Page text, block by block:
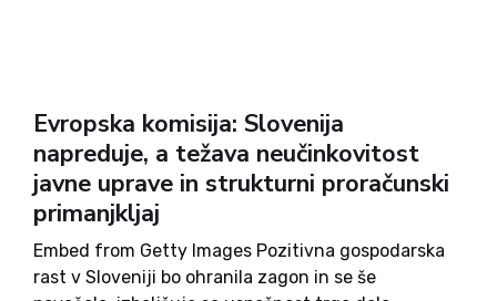
Evropska komisija: Slovenija
napreduje, a težava neučinkovitost
javne uprave in strukturni proračunski
primanjkljaj
Embed from Getty Images Pozitivna gospodarska
rast v Sloveniji bo ohranila zagon in se še